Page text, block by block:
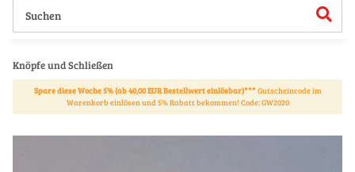
Knöpfe und Schließen
Spare diese Woche 5% (ab 40,00 EUR Bestellwert einlösbar)***Gutscheincode im
Warenkorb einlösen und 5% Rabatt bekommen! Code: GW2020